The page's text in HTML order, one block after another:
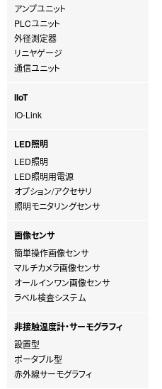
アンプユニット
PLCユニット
外径測定器
リニヤゲージ
通信ユニット
IIoT
IO-Link
LED照明
LED照明
LED照明用電源
オプション/アクセサリ
照明モニタリングセンサ
画像センサ
簡単操作画像センサ
マルチカメラ画像センサ
オールインワン画像センサ
ラベル検査システム
非接触温度計・サーモグラフィ
設置型
ポータブル型
赤外線サーモグラフィ